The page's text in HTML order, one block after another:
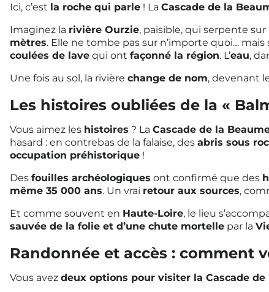
Ici, c’est la roche qui parle ! La Cascade de la
Imaginez la rivière Ourzie, paisible, qui serpente sur
mètres. Elle ne tombe pas sur n’importe quoi… mais
coulées de lave qui ont façonné la région. L’eau,
Une fois au sol, la rivière change de nom, devenant
Les histoires oubliées de la «
Vous aimez les histoires ? La Cascade de la
hasard : en contrebas de la falaise, des abris sous
occupation préhistorique !
Des fouilles archéologiques ont confirmé que des
même 35 000 ans. Un vrai retour aux sources,
Et comme souvent en Haute-Loire, le lieu
sauvée de la folie et d’une chute mortelle par la
Randonnée et accès : comment
Vous avez deux options pour visiter la Cascade de